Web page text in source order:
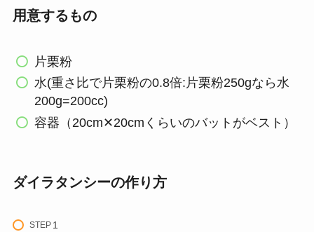
用意するもの
片栗粉
水(重さ比で片栗粉の0.8倍:片栗粉250gなら水
200g=200cc)
容器（20cm✕20cmくらいのバットがベスト）
ダイラタンシーの作り方
STEP